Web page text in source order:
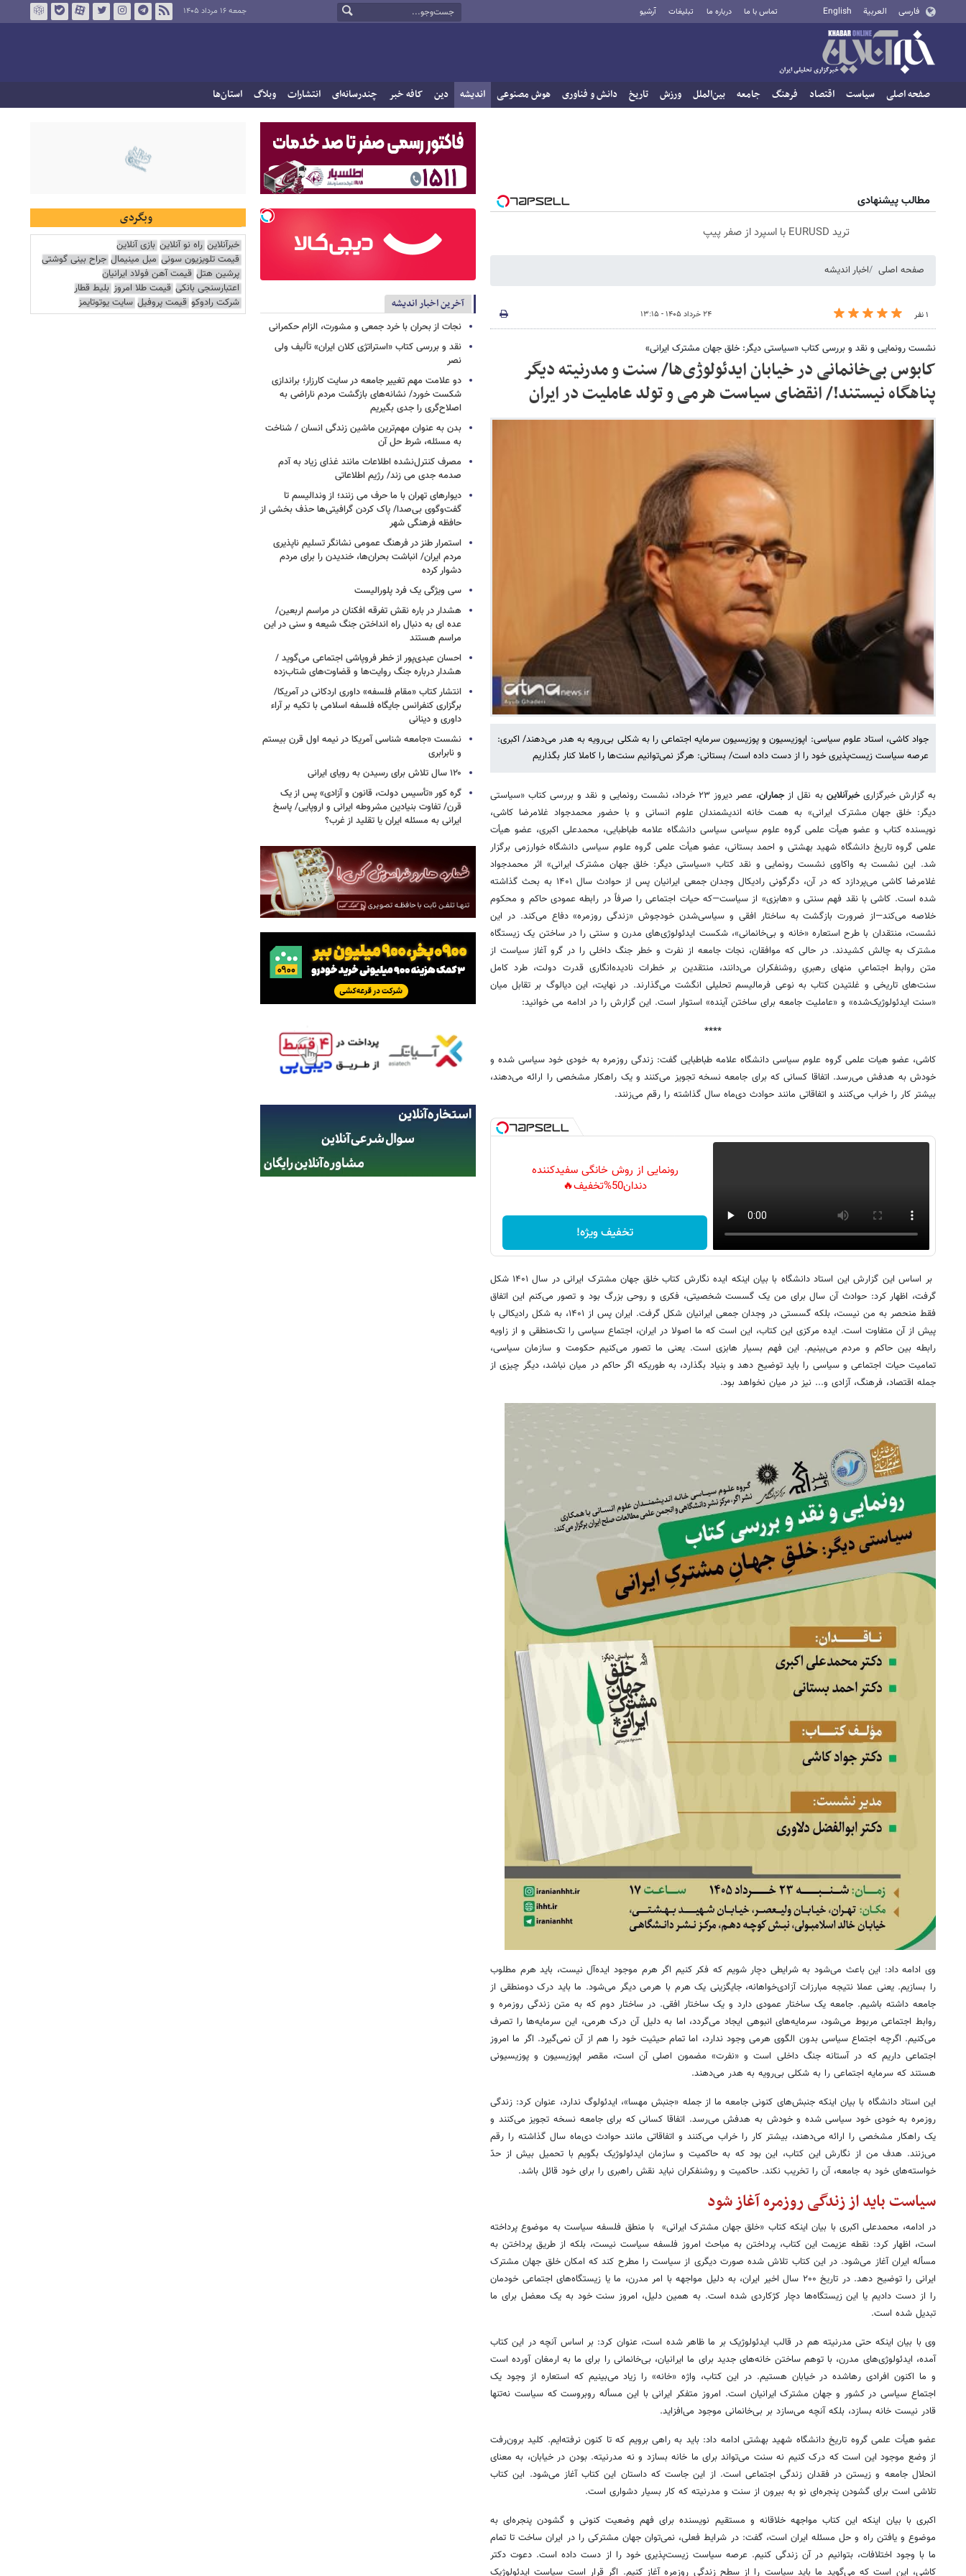
فارسی العربية English تماس با ما درباره ما تبلیغات آرشیو جمعه ۱۶ مرداد ۱۴۰۵
صفحه اصلی سیاست اقتصاد فرهنگ جامعه بین‌الملل ورزش تاریخ دانش و فناوری هوش مصنوعی اندیشه دین کافه خبر چندرسانه‌ای انتشارات وبلاگ استان‌ها
مطالب پیشنهادی
ترید EURUSD با اسپرد از صفر پیپ
صفحه اصلی اخبار اندیشه
۱ نفر ۲۴ خرداد ۱۴۰۵ - ۱۳:۱۵
نشست رونمایی و نقد و بررسی کتاب «سیاستی دیگر: خلق جهان مشترک ایرانی»
کابوس بی‌خانمانی در خیابان ایدئولوژی‌ها/ سنت و مدرنیته دیگر
پناهگاه نیستند!/ انقضای سیاست هرمی و تولد عاملیت در ایران
جواد کاشی، استاد علوم سیاسی: اپوزیسیون و پوزیسیون سرمایه اجتماعی را به شکلی بی‌رویه به هدر می‌دهند/ اکبری:
عرصه سیاست زیست‌پذیری خود را از دست داده است/ بستانی: هرگز نمی‌توانیم سنت‌ها را کاملا کنار بگذاریم
به گزارش خبرگزاریخبرآنلاین به نقل ازجماران
، عصر دیروز ۲۳ خرداد، نشست رونمایی و نقد و بررسی کتاب «سیاستی
دیگر: خلق جهان مشترک ایرانی» به همت خانه اندیشمندان علوم انسانی و با حضور محمدجواد غلامرضا کاشی،
نویسنده کتاب و عضو هیأت علمی گروه علوم سیاسی سیاسی دانشگاه علامه طباطبایی، محمدعلی اکبری، عضو هیأت
علمی گروه تاریخ دانشگاه شهید بهشتی و احمد بستانی، عضو هیأت علمی گروه علوم سیاسی دانشگاه خوارزمی برگزار
شد. این نشست به واکاوی نشست رونمایی و نقد کتاب «سیاستی دیگر: خلق جهان مشترک ایرانی» اثر محمدجواد
غلامرضا کاشی می‌پردازد که در آن، دگرگونی رادیکال وجدان جمعی ایرانیان پس از حوادث سال ۱۴۰۱ به بحث گذاشته
شده است. کاشی با نقد فهم سنتی و «هابزی» از سیاست—که حیات اجتماعی را صرفاً در رابطه عمودی حاکم و محکوم
خلاصه می‌کند—از ضرورت بازگشت به ساختار افقی و سیاسی‌شدن خودجوش «زندگی روزمره» دفاع می‌کند. در این
نشست، منتقدان با طرح استعاره «خانه و بی‌خانمانی»، شکست ایدئولوژی‌های مدرن و سنتی را در ساختن یک زیستگاه
مشترک به چالش کشیدند. در حالی که موافقان، نجات جامعه از نفرت و خطر جنگ داخلی را در گرو آغاز سیاست از
متن روابط اجتماعیِ منهای رهبریِ روشنفکران می‌دانند، منتقدین بر خطرات نادیده‌انگاری قدرت دولت، طرد کامل
سنت‌های تاریخی و غلتیدن کتاب به نوعی فرمالیسم تحلیلی انگشت می‌گذارند. در نهایت، این دیالوگ بر تقابل میان
«سنت ایدئولوژیک‌شده» و «عاملیت جامعه برای ساختن آینده» استوار است. این گزارش را در ادامه می خوانید:
****
کاشی، عضو هیات علمی گروه علوم سیاسی دانشگاه علامه طباطبایی گفت: زندگی روزمره به خودی خود سیاسی شده و
خودش به هدفش می‌رسد. اتفاقا کسانی که برای جامعه نسخه تجویز می‌کنند و یک راهکار مشخصی را ارائه می‌دهند،
بیشتر کار را خراب می‌کنند و اتفاقاتی مانند حوادث دی‌ماه سال گذاشته را رقم می‌زنند.
رونمایی از روش خانگی سفیدکننده
دندان50%تخفیف🔥
تخفیف ویژه!
بر اساس این گزارش این استاد دانشگاه با بیان اینکه ایده نگارش کتاب خلق جهان مشترک ایرانی در سال ۱۴۰۱ شکل
گرفت، اظهار کرد: حوادث آن سال برای من یک گسست شخصیتی، فکری و روحی بزرگ‌ بود و تصور می‌کنم این اتفاق
فقط منحصر به من نیست، بلکه گسستی در وجدان جمعی ایرانیان شکل گرفت. ایران پس از ۱۴۰۱، به شکل رادیکالی با
پیش از آن‌ متفاوت است. ایده مرکزی این کتاب، این است که ما اصولا در ایران، اجتماع سیاسی را تک‌منطقی و از زاویه
رابطه بین حاکم و مردم می‌بینیم. این فهم بسیار هابزی است. یعنی ما تصور می‌کنیم حکومت و سازمان سیاسی،
تمامیت حیات اجتماعی و سیاسی را باید توضیح دهد و بنیاد بگذارد، به طوریکه اگر حاکم در میان نباشد، دیگر چیزی از
جمله اقتصاد، فرهنگ، آزادی و... نیز در میان نخواهد بود.
وی ادامه داد: این باعث می‌شود به شرایطی دچار شویم که فکر کنیم اگر هرم موجود ایده‌آل نیست، باید هرم مطلوب
را بسازیم. یعنی عملا نتیجه مبارزات آزادی‌خواهانه، جایگزینی یک هرم با هرمی دیگر می‌شود. ما باید درک دومنطقی از
جامعه داشته باشیم. جامعه یک ساختار عمودی دارد و یک ساختار افقی. در ساختار دوم که به متن زندگی روزمره و
روابط اجتماعی مربوط می‌شود، سرمایه‌های انبوهی ایجاد می‌گردد، اما به دلیل آن درک هرمی، این سرمایه‌ها را تصرف
می‌کنیم. اگرچه اجتماع سیاسی بدون الگوی هرمی وجود ندارد، اما تمام حیثیت خود را هم از آن نمی‌گیرد. اگر ما امروز
اجتماعی داریم که در آستانه جنگ داخلی است و «نفرت» مضمون اصلی آن است، مقصر اپوزیسیون و پوزیسیونی
هستند که سرمایه اجتماعی را به شکلی بی‌رویه به هدر می‌دهند.
این استاد دانشگاه با بیان اینکه جنبش‌های کنونی جامعه ما از جمله «جنبش مهسا»، ایدئولوگ ندارد، عنوان کرد: زندگی
روزمره به خودی خود سیاسی شده و خودش به هدفش می‌رسد. اتفاقا کسانی که برای جامعه نسخه تجویز می‌کنند و
یک راهکار مشخصی را ارائه می‌دهند، بیشتر کار را خراب می‌کنند و اتفاقاتی مانند حوادث دی‌ماه سال گذاشته را رقم
می‌زنند. هدف من از نگارش این کتاب، این بود که به حاکمیت و سازمان ایدئولوژیک بگویم با تحمیل بیش از حدّ
خواسته‌های خود به جامعه، آن را تخریب نکند. حاکمیت و روشنفکران نباید نقش راهبری را برای خود قائل باشد.
سیاست باید از زندگی روزمره آغاز شود
در ادامه،‌ محمدعلی اکبری با بیان اینکه کتاب «خلق جهان مشترک ایرانی» با منطق فلسفه سیاست به موضوع پرداخته
است، اظهار کرد: نقطه عزیمت این کتاب، پرداختن به مباحث امروز فلسفه سیاست نیست، بلکه از طریق پرداختن به
مسأله ایران آغاز می‌شود. در این کتاب تلاش شده صورت دیگری از سیاست را مطرح کند که امکان خلق جهان مشترک
ایرانی را توضیح دهد. در تاریخ ۲۰۰ سال اخیر ایران، به دلیل مواجهه با امر مدرن، ما یا زیستگاه‌های اجتماعی خودمان
را از دست دادیم یا این زیستگاه‌ها دچار کژکاردی شده است. به همین دلیل، امروز سنت خود به یک معضل برای ما
تبدیل شده است.
وی با بیان اینکه حتی مدرنیته هم در قالب ایدئولوژیک بر ما ظاهر شده است، عنوان کرد: بر اساس آنچه در این کتاب
آمده، ایدئولوژی‌های مدرن، با توهم ساختن خانه‌های جدید برای ما ایرانیان، بی‌خانمانی را برای ما به ارمغان آورده است
و ما اکنون افرادی رهاشده در خیابان هستیم. در این کتاب، واژه «خانه» را زیاد می‌بینیم که استعاره از وجود یک
اجتماع سیاسی در کشور و جهان مشترک ایرانیان است. امروز متفکر ایرانی با این مسأله‌ روبروست که سیاست نه‌تنها
قادر نیست خانه بسازد، بلکه آنچه می‌سازد بر بی‌خانمانی موجود می‌افزاید.
عضو هیأت علمی گروه تاریخ دانشگاه شهید بهشتی ادامه داد: باید به راهی برویم که تا کنون نرفته‌ایم. کلید برون‌رفت
از وضع موجود این است که درک کنیم نه سنت می‌تواند برای ما خانه بسازد و نه مدرنیته. بودن در خیابان، به معنای
انحلال جامعه و زیستن در فقدان زندگی اجتماعی است. از این جاست که داستان این کتاب آغاز می‌شود. این کتاب
تلاشی است برای گشودن پنجره‌ای نو به بیرون از سنت و مدرنیته که کار بسیار دشواری است.
اکبری با بیان اینکه این کتاب مواجهه خلاقانه و مستقیم نویسنده برای فهم وضعیت کنونی و گشودن پنجره‌ای به
موضوع و یافتن راه و حل مسئله ایران است، گفت: در شرایط فعلی، نمی‌توان جهان مشترکی را در ایران ساخت تا تمام
ما با وجود اختلافات، بتوانیم در آن زندگی کنیم. عرصه سیاست زیست‌پذیری خود را از دست داده است. دعوت دکتر
کاشی، این است که می‌گوید ما باید سیاست را از سطح زندگی روزمره آغاز کنیم. اگر قرار است سیاست ایدئولوژیک
آخرین اخبار اندیشه
نجات از بحران با خرد جمعی و مشورت، الزام حکمرانی
نقد و بررسی کتاب «استراتژی کلان ایران» تألیف ولی
نصر
دو علامت مهم تغییر جامعه در سایت کارزار؛ براندازی
شکست خورد/ نشانه‌های بازگشت مردم ناراضی به
اصلاح‌گری را جدی بگیریم
بدن به عنوان مهم‌ترین ماشین زندگی انسان / شناخت
به مسئله، شرط حل آن
مصرف کنترل‌نشده اطلاعات مانند غذای زیاد به آدم
صدمه جدی می زند/ رژیم اطلاعاتی
دیوارهای تهران با ما حرف می زنند؛ از وندالیسم تا
گفت‌وگوی بی‌صدا/ پاک کردن گرافیتی‌ها حذف بخشی از
حافظه فرهنگی شهر
استمرار طنز در فرهنگ عمومی نشانگر تسلیم ناپذیری
مردم ایران/ انباشت بحران‌ها، خندیدن را برای مردم
دشوار کرده
سی ویژگی یک فرد پلورالیست
هشدار در باره نقش تفرقه افکنان در مراسم اربعین/
عده ای به دنبال راه انداختن جنگ شیعه و سنی در این
مراسم هستند
احسان عبدی‌پور از خطر فروپاشی اجتماعی می‌گوید /
هشدار درباره جنگ روایت‌ها و قضاوت‌های شتاب‌زده
انتشار کتاب «مقام فلسفه» داوری اردکانی در آمریکا/
برگزاری کنفرانس جایگاه فلسفه اسلامی با تکیه بر آراء
داوری و دینانی
نشست «جامعه شناسی آمریکا در نیمه اول قرن بیستم
و نابرابری
۱۲۰ سال تلاش برای رسیدن به رویای ایرانی
گره کور «تأسیس دولت، قانون و آزادی» پس از یک
قرن/ تفاوت بنیادین مشروطه ایرانی و اروپایی/ پاسخ
ایرانی به مسئله ایران یا تقلید از غرب؟
وبگردی
خبرآنلاین راه نو آنلاین بازی آنلاین
قیمت تلویزیون سونی مبل مینیمال جراح بینی گوشتی
پرشین هتل قیمت آهن فولاد ایرانیان
اعتبارسنجی بانکی قیمت طلا امروز بلیط قطار
شرکت رادوکو قیمت پروفیل سایت یوتوتایمز